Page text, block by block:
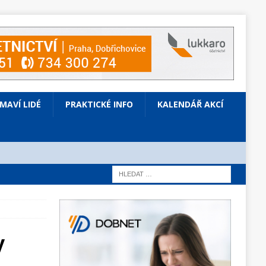
LIDÉ PRAKTICKÉ INFO KALENDÁŘ AKCÍ